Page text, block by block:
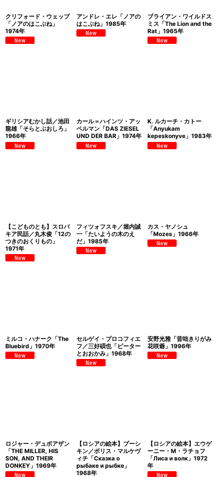
クリフォード・ウェッブ
「ノアのはこぶね」
1974年
アンドレ・エレ「ノアの
はこぶね」1985年
ブライアン・ワイルドス
ミス「The Lion and the
Rat」1965年
ギリシアむかし話／池田
龍雄「そらとぶおしろ」
1966年
カール＝ハインツ・アッ
ペルマン「DAS ZIESEL
UND DER BAR」1974年
K. ルカーチ・カトー
「Anyukam
kepeskonyve」1983年
【こどものとも】スロバ
キア民話／丸木俊「12の
つきのおくりもの」
1971年
フィツォフスキ／堀内誠
一「たいようの木のえ
だ」1985年
カス・ヤノシュ
「Mozes」1966年
ミルコ・ハナーク「The
Bluebird」1970年
セルゲイ・プロコフィエ
フ／三好碩也「ピーター
とおおかみ」1968年
安野光雅「昔咄きりがみ
花咲爺」1996年
ロジャー・デュボアザン
「THE MILLER, HIS
SON, AND THEIR
DONKEY」1969年
【ロシアの絵本】プーシ
キン／ボリス・マルケヴ
ィチ「Сказка о
рыбаке и рыбке」
1968年
【ロシアの絵本】エウゲ
ーニー・M・ラチョフ
「Лиса и волк」1972
年